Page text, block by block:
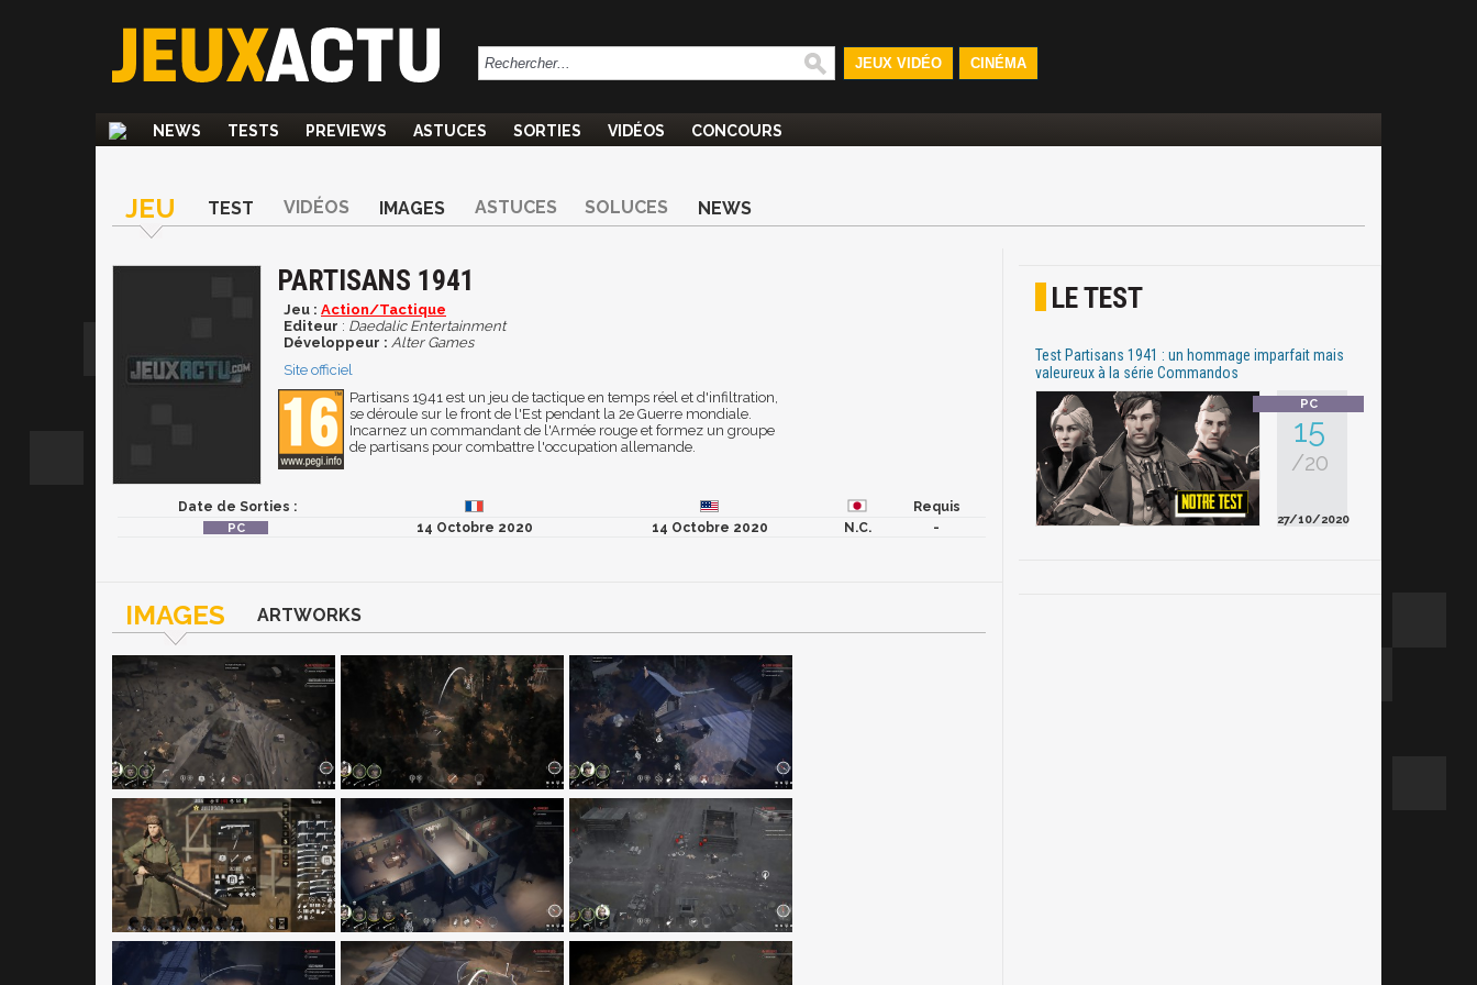
JEUX VIDÉO CINÉMA
NEWS TESTS PREVIEWS ASTUCES SORTIES VIDÉOS CONCOURS
JEU TEST VIDÉOS IMAGES ASTUCES SOLUCES NEWS
PARTISANS 1941
Jeu : Action/Tactique
Editeur : Daedalic Entertainment
Développeur : Alter Games
Site officiel
Partisans 1941 est un jeu de tactique en temps réel et d'infiltration,
se déroule sur le front de l'Est pendant la 2e Guerre mondiale.
Incarnez un commandant de l'Armée rouge et formez un groupe
de partisans pour combattre l'occupation allemande.
Date de Sorties :
Requis
14 Octobre 2020
14 Octobre 2020 N.C. -
IMAGES ARTWORKS
LE TEST
Test Partisans 1941 : un hommage imparfait mais
valeureux à la série Commandos
15
/20
27/10/2020